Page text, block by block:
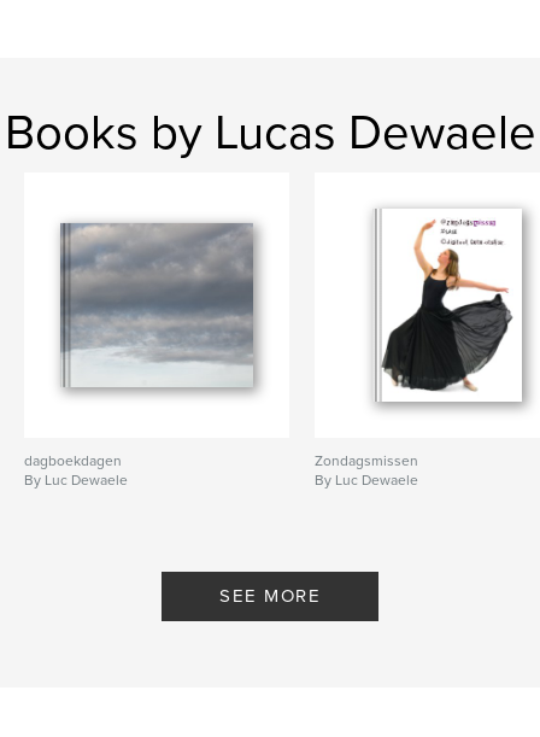
Books by Lucas Dewaele
dagboekdagen
By Luc Dewaele
Zondagsmissen
By Luc Dewaele
SEE MORE